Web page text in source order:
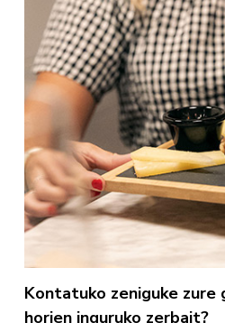
Kontatuko zeniguke zure
horien inguruko zerbait?